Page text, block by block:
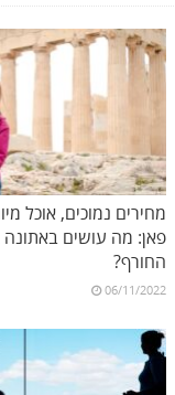
מחירים נמוכים, אוכל
פאן: מה עושים באתונה
החורף?
06/11/2022